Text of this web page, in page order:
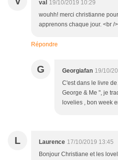
val 19/10/2019 10:29
wouhh! merci christianne
apprenons chaque jour. <br /
Répondre
G Georgiafan 19/10/
C'est dans le livre
George & Me ", je
lovelies , bon week
L Laurence 17/10/2019 13:45
Bonjour Christiane et les